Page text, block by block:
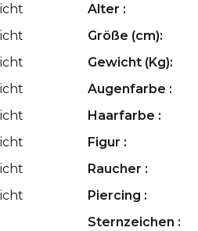
Alter :
Größe (cm):
Gewicht (Kg):
Augenfarbe :
Haarfarbe :
Figur :
Raucher :
Piercing :
Sternzeichen :